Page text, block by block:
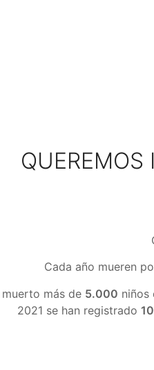
QUEREMOS
Cada año mueren
más de 5.000 niños
2021 se han registrado